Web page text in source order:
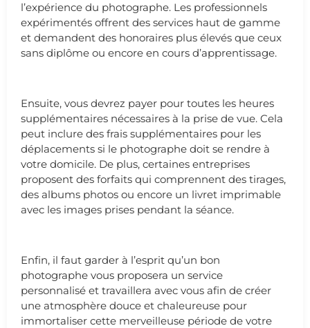
l’expérience du photographe. Les professionnels
expérimentés offrent des services haut de gamme
et demandent des honoraires plus élevés que ceux
sans diplôme ou encore en cours d’apprentissage.
Ensuite, vous devrez payer pour toutes les heures
supplémentaires nécessaires à la prise de vue. Cela
peut inclure des frais supplémentaires pour les
déplacements si le photographe doit se rendre à
votre domicile. De plus, certaines entreprises
proposent des forfaits qui comprennent des tirages,
des albums photos ou encore un livret imprimable
avec les images prises pendant la séance.
Enfin, il faut garder à l’esprit qu’un bon
photographe vous proposera un service
personnalisé et travaillera avec vous afin de créer
une atmosphère douce et chaleureuse pour
immortaliser cette merveilleuse période de votre